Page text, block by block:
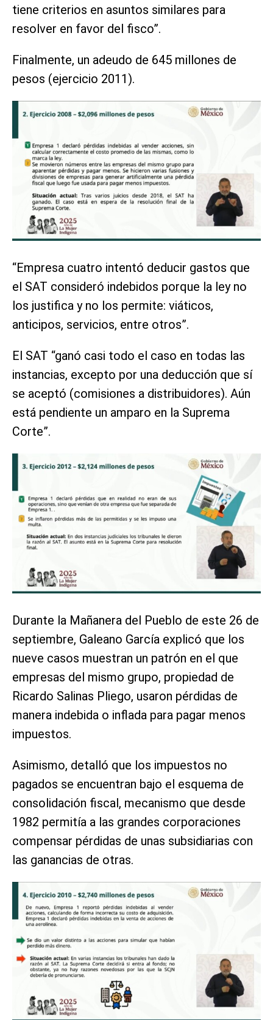
tiene criterios en asuntos similares para
resolver en favor del fisco”.
Finalmente, un adeudo de 645 millones de
pesos (ejercicio 2011).
“Empresa cuatro intentó deducir gastos que
el SAT consideró indebidos porque la ley no
los justifica y no los permite: viáticos,
anticipos, servicios, entre otros”.
El SAT “ganó casi todo el caso en todas las
instancias, excepto por una deducción que sí
se aceptó (comisiones a distribuidores). Aún
está pendiente un amparo en la Suprema
Corte”.
Durante la Mañanera del Pueblo de este 26 de
septiembre, Galeano García explicó que los
nueve casos muestran un patrón en el que
empresas del mismo grupo, propiedad de
Ricardo Salinas Pliego, usaron pérdidas de
manera indebida o inflada para pagar menos
impuestos.
Asimismo, detalló que los impuestos no
pagados se encuentran bajo el esquema de
consolidación fiscal, mecanismo que desde
1982 permitía a las grandes corporaciones
compensar pérdidas de unas subsidiarias con
las ganancias de otras.